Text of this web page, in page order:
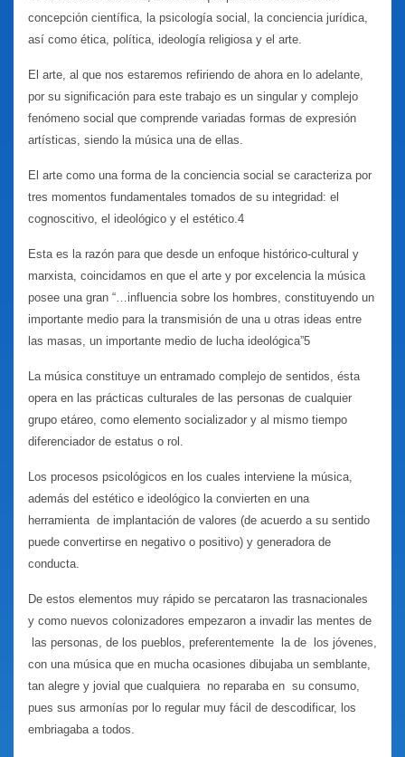
concepción científica, la psicología social, la conciencia jurídica,
así como ética, política, ideología religiosa y el arte.
El arte, al que nos estaremos refiriendo de ahora en lo adelante,
por su significación para este trabajo es un singular y complejo
fenómeno social que comprende variadas formas de expresión
artísticas, siendo la música una de ellas.
El arte como una forma de la conciencia social se caracteriza por
tres momentos fundamentales tomados de su integridad: el
cognoscitivo, el ideológico y el estético.4
Esta es la razón para que desde un enfoque histórico-cultural y
marxista, coincidamos en que el arte y por excelencia la música
posee una gran “…influencia sobre los hombres, constituyendo un
importante medio para la transmisión de una u otras ideas entre
las masas, un importante medio de lucha ideológica”5
La música constituye un entramado complejo de sentidos, ésta
opera en las prácticas culturales de las personas de cualquier
grupo etáreo, como elemento socializador y al mismo tiempo
diferenciador de estatus o rol.
Los procesos psicológicos en los cuales interviene la música,
además del estético e ideológico la convierten en una
herramienta de implantación de valores (de acuerdo a su sentido
puede convertirse en negativo o positivo) y generadora de
conducta.
De estos elementos muy rápido se percataron las trasnacionales
y como nuevos colonizadores empezaron a invadir las mentes de
las personas, de los pueblos, preferentemente la de los jóvenes,
con una música que en mucha ocasiones dibujaba un semblante,
tan alegre y jovial que cualquiera no reparaba en su consumo,
pues sus armonías por lo regular muy fácil de descodificar, los
embriagaba a todos.